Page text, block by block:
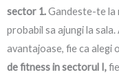
sector 1.Gandeste-te la
probabil sa ajungi la
avantajoase, fie ca alegi o
de fitness in sectorul I,